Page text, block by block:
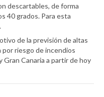
descartables, de forma
40 grados. Para esta
de la previsión de altas
riesgo de incendios
Canaria a partir de hoy